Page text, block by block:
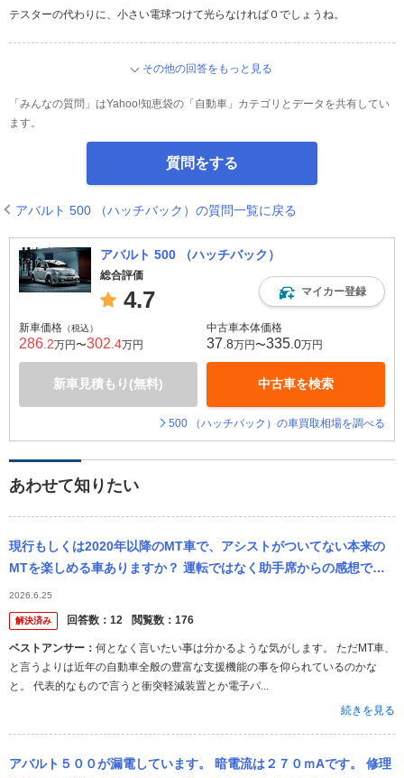
テスターの代わりに、小さい電球つけて光らなければ０でしょうね。
その他の回答をもっと見る
「みんなの質問」はYahoo!知恵袋の「自動車」カテゴリとデータを共有してい
ます。
質問をする
アバルト 500 （ハッチバック）の質問一覧に戻る
アバルト 500 （ハッチバック）
総合評価
4.7 マイカー登録
新車価格 （税込）
286 .2万円〜302 .4万円
新車見積もり(無料)
中古車本体価格
37 .8万円〜335 .0万円
中古車を検索
500 （ハッチバック）の車買取相場を調べる
あわせて知りたい
現行もしくは2020年以降のMT車で、アシストがついてない本来の
MTを楽しめる車ありますか？ 運転ではなく助手席からの感想です
が、25年前のMT車と現行のMT車では全く挙動が違うというか、今
のM...
2026.6.25
解決済み 回答数： 12 閲覧数： 176
ベストアンサー： 何となく言いたい事は分かるような気がします。 ただMT車、
と言うよりは近年の自動車全般の豊富な支援機能の事を仰られているのかな
と。 代表的なもので言うと衝突軽減装置とか電子パ...
続きを見る
アバルト５００が漏電しています。 暗電流は２７０ｍAです。 修理